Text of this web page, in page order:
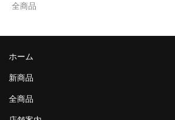
全商品
ホーム
新商品
全商品